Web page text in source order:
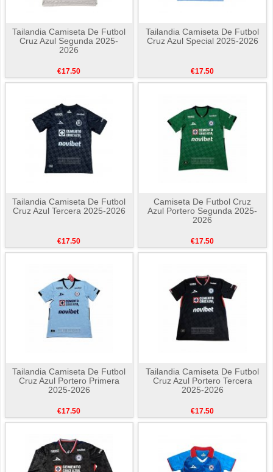
Tailandia Camiseta De Futbol
Cruz Azul Segunda 2025-
2026
€17.50
Tailandia Camiseta De Futbol
Cruz Azul Special 2025-2026
€17.50
Tailandia Camiseta De Futbol
Cruz Azul Tercera 2025-2026
€17.50
Camiseta De Futbol Cruz
Azul Portero Segunda 2025-
2026
€17.50
Tailandia Camiseta De Futbol
Cruz Azul Portero Primera
2025-2026
€17.50
Tailandia Camiseta De Futbol
Cruz Azul Portero Tercera
2025-2026
€17.50